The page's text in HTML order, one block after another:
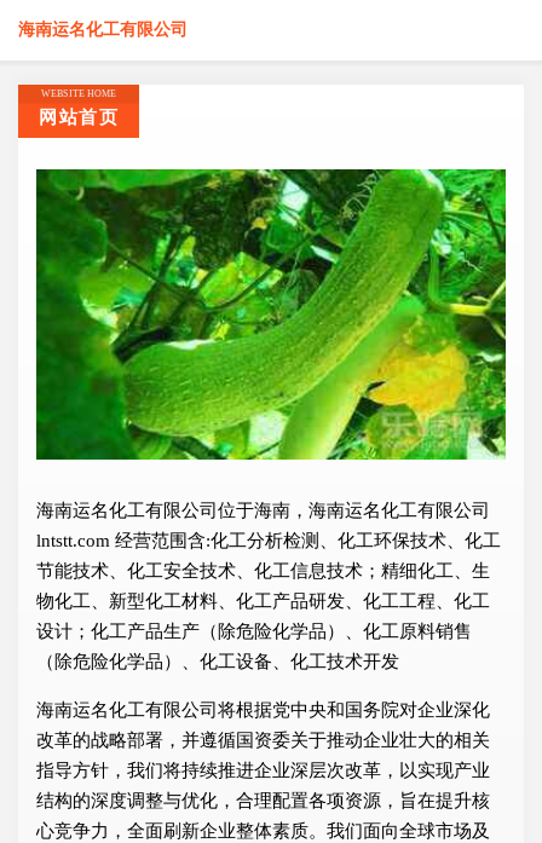
海南运名化工有限公司
WEBSITE HOME
网站首页
海南运名化工有限公司位于海南，海南运名化工有限公司
lntstt.com 经营范围含:化工分析检测、化工环保技术、化工
节能技术、化工安全技术、化工信息技术；精细化工、生
物化工、新型化工材料、化工产品研发、化工工程、化工
设计；化工产品生产（除危险化学品）、化工原料销售
（除危险化学品）、化工设备、化工技术开发
海南运名化工有限公司将根据党中央和国务院对企业深化
改革的战略部署，并遵循国资委关于推动企业壮大的相关
指导方针，我们将持续推进企业深层次改革，以实现产业
结构的深度调整与优化，合理配置各项资源，旨在提升核
心竞争力，全面刷新企业整体素质。我们面向全球市场及